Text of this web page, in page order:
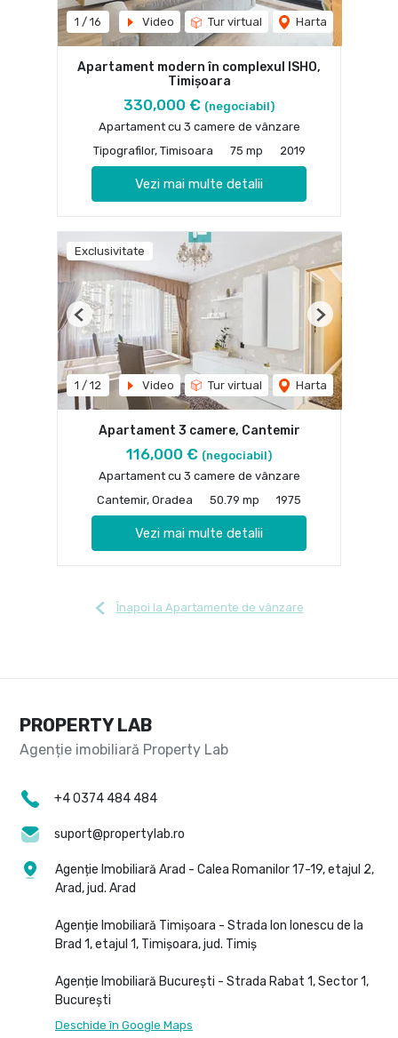
1 / 16 Video Tur virtual Harta
Apartament modern în complexul ISHO,
Timișoara
330,000 € (negociabil)
Apartament cu 3 camere de vânzare
Tipografilor, Timisoara
75 mp 2019
Vezi mai multe detalii
Exclusivitate
1 / 12 Video Tur virtual Harta
Previous Next
Apartament 3 camere, Cantemir
116,000 € (negociabil)
Apartament cu 3 camere de vânzare
Cantemir, Oradea
50.79 mp 1975
Vezi mai multe detalii
Înapoi la Apartamente de vânzare
PROPERTY LAB
+4 0374 484 484
suport@propertylab.ro
Agenție Imobiliară Arad - Calea Romanilor 17-19, etajul 2,
Arad, jud. Arad
Agenție Imobiliară Timișoara - Strada Ion Ionescu de la
Brad 1, etajul 1, Timișoara, jud. Timiș
Agenție Imobiliară București - Strada Rabat 1, Sector 1,
București
Deschide în Google Maps